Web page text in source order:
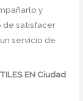
y
de satisfacer
servicio de
EN Ciudad